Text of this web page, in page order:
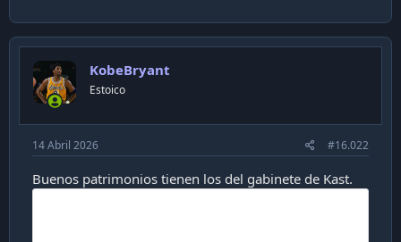
KobeBryant
Estoico
14 Abril 2026 #16.022
Buenos patrimonios tienen los del gabinete de Kast.